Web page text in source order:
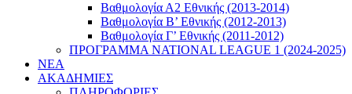
Βαθμολογία Α2 Εθνικής (2013-2014)
Βαθμολογία Β’ Εθνικής (2012-2013)
Βαθμολογία Γ’ Εθνικής (2011-2012)
ΠΡΟΓΡΑΜΜΑ NATIONAL LEAGUE 1 (2024-2025)
ΝΕΑ
ΑΚΑΔΗΜΙΕΣ